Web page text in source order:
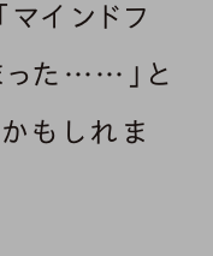
マインドフ
った……」と
もしれま